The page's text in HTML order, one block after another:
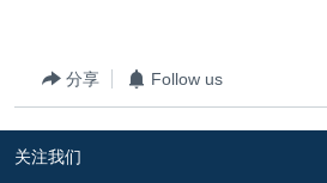
全球议题
环境
美国建国250周年
埃博拉疫情
美国之音专访
关注我们
分享 Follow us
关注我们